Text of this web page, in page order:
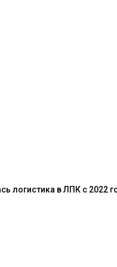
логистика в ЛПК с 2022